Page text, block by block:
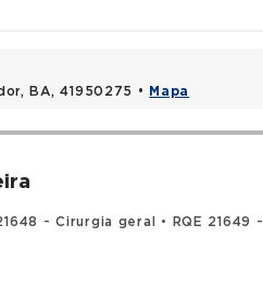
BA, 41950275 • Mapa
- Cirurgia geral •
RQE 21649 - Coloproctologia